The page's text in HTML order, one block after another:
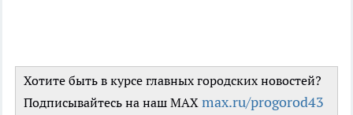
Хотите быть в курсе главных городских новостей?
Подписывайтесь на наш MAX max.ru/progorod43